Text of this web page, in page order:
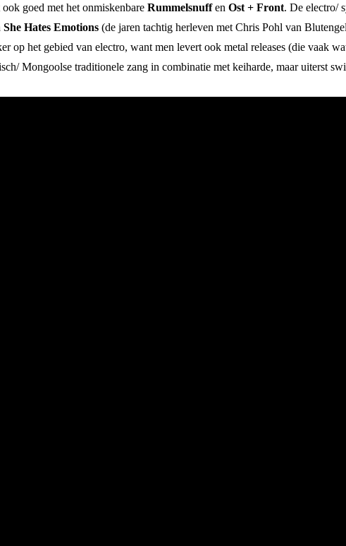
goed met het onmiskenbare Rummelsnuffen Ost + Front. De electro/
She Hates Emotions (de jaren tachtig herleven met Chris Pohl van
op het gebied van electro, want men levert ook metal releases (die vaak
Mongoolse traditionele zang in combinatie met keiharde, maar uiterst